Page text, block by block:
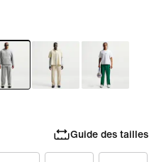
Guide des tailles